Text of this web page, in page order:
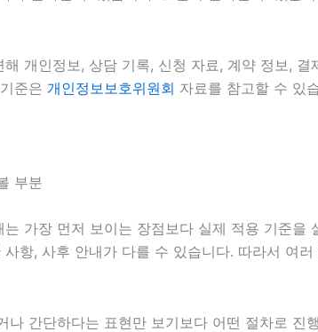
해 개인정보, 상담 기록, 신청 자료, 계약 정보,
준은 개인정보보호위원회 자료를 참고할 수 있
부분
는 가장 먼저 보이는 장점보다 실제 적용 기준
항, 사후 안내가 다를 수 있습니다. 따라서 여
나 간단하다는 표현만 보기보다 어떤 절차로